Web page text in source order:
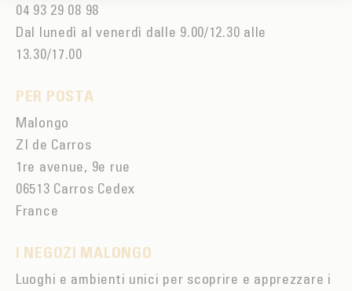
04 93 29 08 98
Dal lunedì al venerdì dalle 9.00/12.30 alle
13.30/17.00
PER POSTA
Malongo
ZI de Carros
1re avenue, 9e rue
06513 Carros Cedex
France
I NEGOZI MALONGO
Luoghi e ambienti unici per scoprire e apprezzare i